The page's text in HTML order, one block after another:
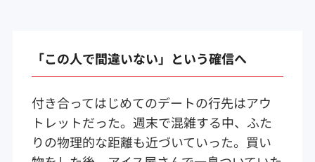
「この人で間違いない」という確信へ
付き合ってはじめてのデートの行先はアウ
トレットだった。週末で混雑する中、ふた
りの物理的な距離も近づいていった。買い